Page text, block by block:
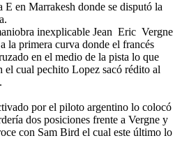
E en Marrakesh donde se disputó la
inexplicable Jean Eric Vergne
la primera curva donde el francés
en el medio de la pista lo que
el cual pechito Lopez sacó rédito al
por el piloto argentino lo colocó
dos posiciones frente a Vergne y
con Sam Bird el cual este último lo